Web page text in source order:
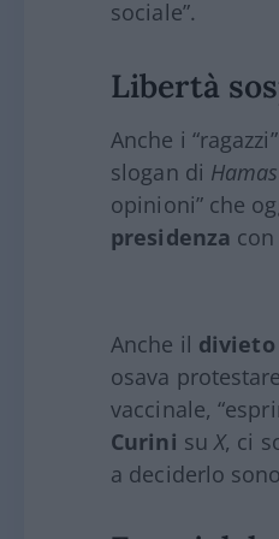
sociale”.
Libertà
Anche i
slogan di Hamas
opinioni” che
presidenza
Anche il
osava
vaccinale,
Curini suX, ci
a deciderlo